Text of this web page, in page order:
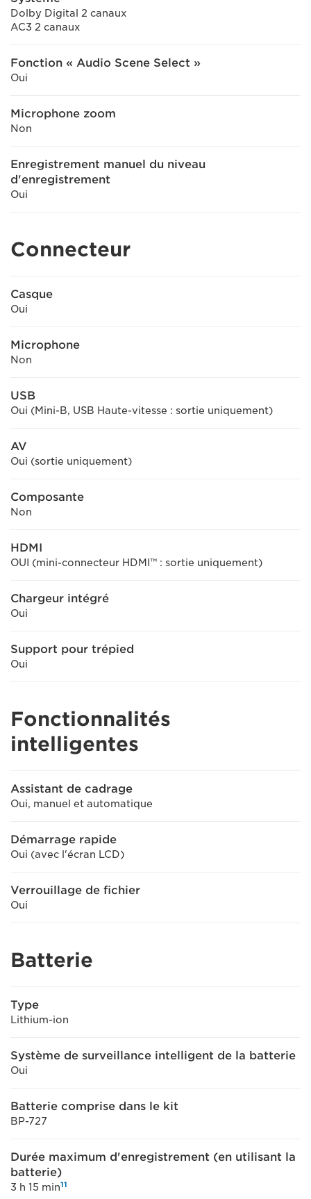
Dolby Digital 2 canaux
AC3 2 canaux
Fonction « Audio Scene Select »
Oui
Microphone zoom
Non
Enregistrement manuel du niveau
d'enregistrement
Oui
Connecteur
Casque
Oui
Microphone
Non
USB
Oui (Mini-B, USB Haute-vitesse : sortie uniquement)
AV
Oui (sortie uniquement)
Composante
Non
HDMI
OUI (mini-connecteur HDMI™ : sortie uniquement)
Chargeur intégré
Oui
Support pour trépied
Oui
Fonctionnalités
intelligentes
Assistant de cadrage
Oui, manuel et automatique
Démarrage rapide
Oui (avec l'écran LCD)
Verrouillage de fichier
Oui
Batterie
Type
Lithium-ion
Système de surveillance intelligent de la batterie
Oui
Batterie comprise dans le kit
BP-727
Durée maximum d'enregistrement (en utilisant la
batterie)
3 h 15 min11